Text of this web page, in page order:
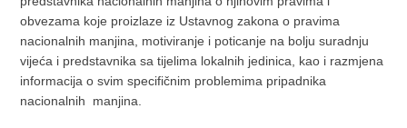
obvezama koje proizlaze iz Ustavnog zakona o pravima
nacionalnih manjina, motiviranje i poticanje na bolju suradnju
vijeća i predstavnika sa tijelima lokalnih jedinica, kao i razmjena
informacija o svim specifičnim problemima pripadnika
nacionalnih manjina.